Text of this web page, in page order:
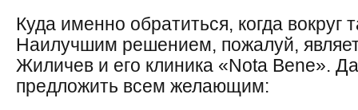
Куда именно обратиться, когда вокруг
Наилучшим решением, пожалуй,
Жиличев и его клиника «Nota Bene».
предложить всем желающим: